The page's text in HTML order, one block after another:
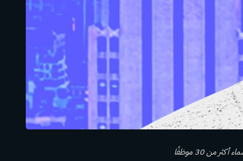
نُشرت هذه القصة لأول مرة في ديسمبر 2023 وتم تحديثها بمعلومات جديدة، بما في ذلك أسماء أكثر من 30 موظفًا